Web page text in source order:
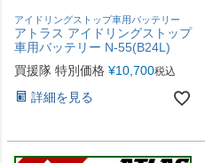
アイドリングストップ車用バッテリー
アトラス アイドリングストップ
車用バッテリー N-55(B24L)
買援隊 特別価格 ¥10,700税込
詳細を見る